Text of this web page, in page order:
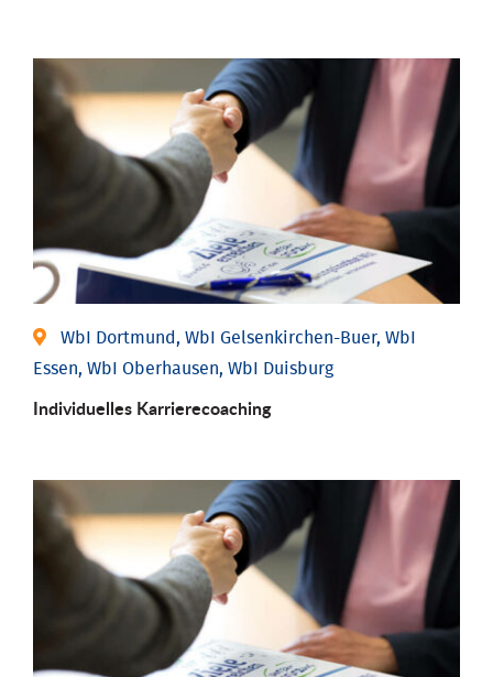
WbI Dortmund, WbI Gelsenkirchen-Buer, WbI
Essen, WbI Oberhausen, WbI Duisburg
Individu­elles Karrierecoaching